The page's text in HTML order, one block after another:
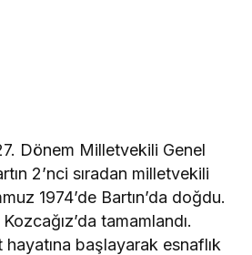
Dönem Milletvekili Genel
2’nci sıradan milletvekili
1974’de Bartın’da doğdu.
tamamlandı.
hayatına başlayarak esnaflık